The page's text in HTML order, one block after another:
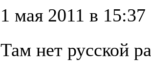
1 мая 2011 в 15:37
Там нет русской